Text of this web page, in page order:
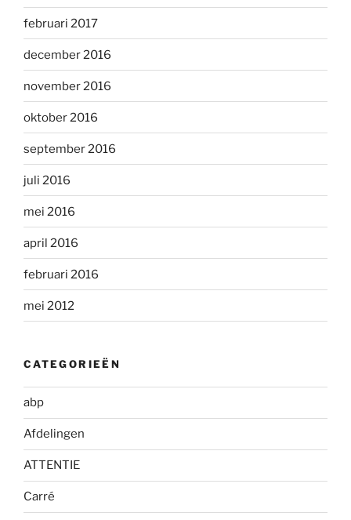
februari 2017
december 2016
november 2016
oktober 2016
september 2016
juli 2016
mei 2016
april 2016
februari 2016
mei 2012
CATEGORIEËN
abp
Afdelingen
ATTENTIE
Carré